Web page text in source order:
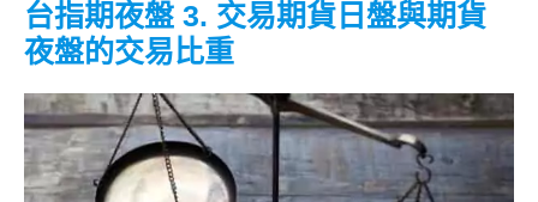
台指期夜盤 3. 交易期貨日盤與期貨
夜盤的交易比重